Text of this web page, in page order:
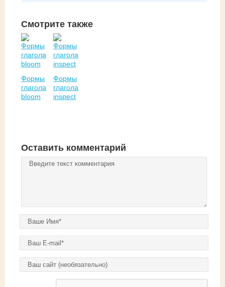
Смотрите также
Формы
глагола
bloom
Формы
глагола
inspect
Оставить комментарий
Комментарий*
Ваше имя*
E-mail *
Домашняя страница